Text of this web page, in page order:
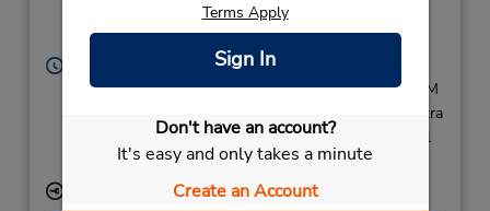
Terms Apply
Sign In
Don't have an account?
It's easy and only takes a minute
Create an Account
Paris,
Sun - Fri 7:00 AM - 11:00 PM; Sat 7:00 AM - 9:00 PM
Si llega en avión, el mostrador de alquiler se encuentra
dentro de la terminal con una caminata corta hasta el
estacionamiento.
Ubicación para depositar llaves